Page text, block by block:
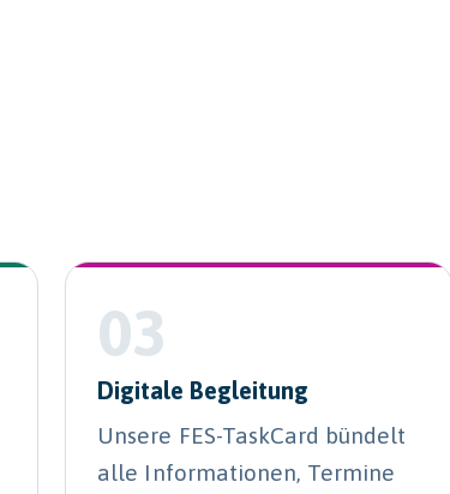
03
Digitale Begleitung
Unsere FES-TaskCard bündelt
alle Informationen, Termine